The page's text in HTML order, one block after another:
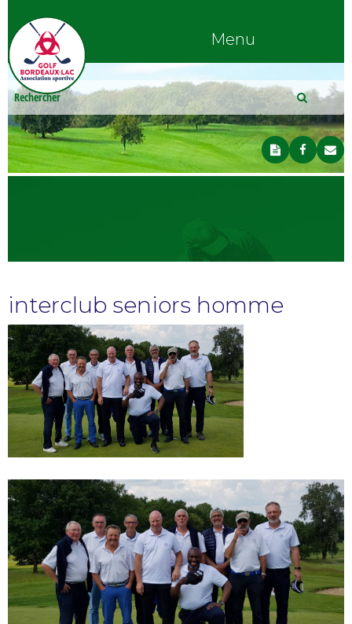
Menu
interclub seniors homme